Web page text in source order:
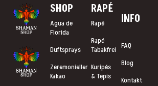
SHOP
Agua de
Florida
Duftsprays
Zeremonieller
Kakao
RAPÉ
Rapé
Rapé
Tabakfrei
Kuripés
& Tepis
INFO
FAQ
Blog
Kontakt